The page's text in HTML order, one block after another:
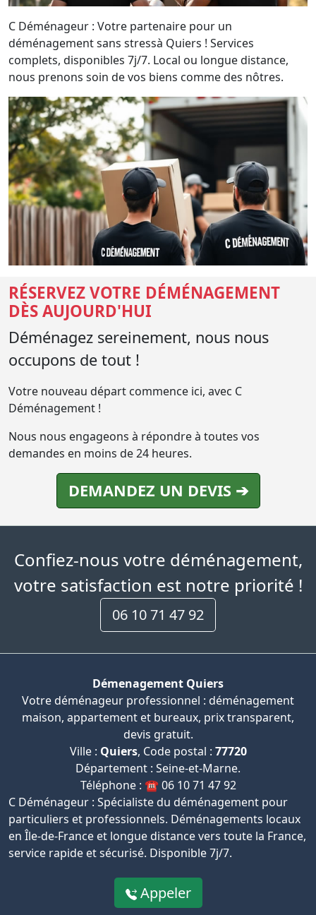
C Déménageur : Votre partenaire pour un
déménagement sans stressà Quiers ! Services
complets, disponibles 7j/7. Local ou longue distance,
nous prenons soin de vos biens comme des nôtres.
RÉSERVEZ VOTRE DÉMÉNAGEMENT
DÈS AUJOURD'HUI
Déménagez sereinement, nous nous
occupons de tout !
Votre nouveau départ commence ici, avec C
Déménagement !
Nous nous engageons à répondre à toutes vos
demandes en moins de 24 heures.
DEMANDEZ UN DEVIS ➔
Confiez-nous votre déménagement,
votre satisfaction est notre priorité !
06 10 71 47 92
Démenagement Quiers
Votre déménageur professionnel : déménagement
maison, appartement et bureaux, prix transparent,
devis gratuit.
Ville : Quiers, Code postal : 77720
Département : Seine-et-Marne.
Téléphone : ☎️ 06 10 71 47 92
C Déménageur : Spécialiste du déménagement pour
particuliers et professionnels. Déménagements locaux
en Île-de-France et longue distance vers toute la France,
service rapide et sécurisé. Disponible 7j/7.
Appeler